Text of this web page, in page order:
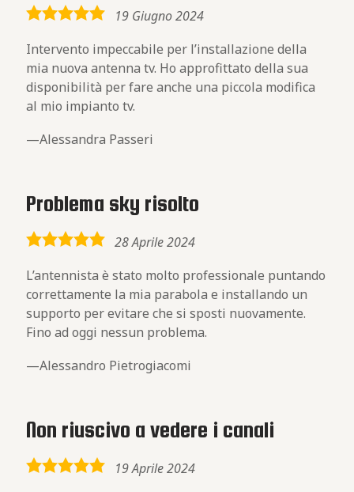
5,0
19 Giugno 2024
Intervento impeccabile per l’installazione della
mia nuova antenna tv. Ho approfittato della sua
disponibilità per fare anche una piccola modifica
al mio impianto tv.
Alessandra Passeri
Problema sky risolto
5,0
28 Aprile 2024
L’antennista è stato molto professionale puntando
correttamente la mia parabola e installando un
supporto per evitare che si sposti nuovamente.
Fino ad oggi nessun problema.
Alessandro Pietrogiacomi
Non riuscivo a vedere i canali
5,0
19 Aprile 2024